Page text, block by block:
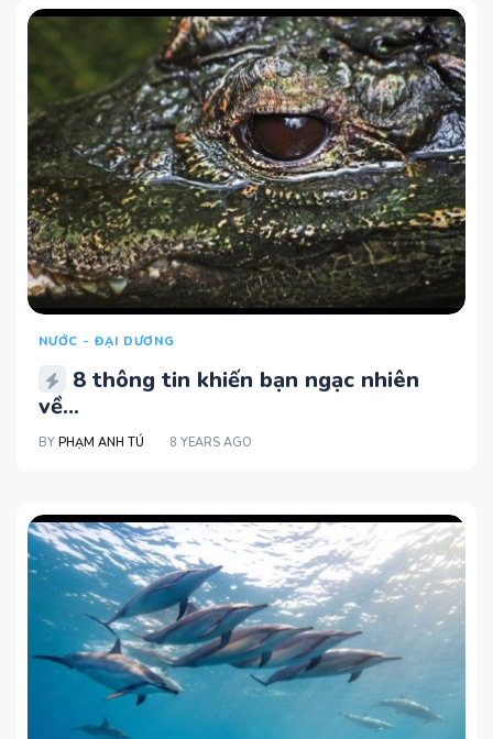
NƯỚC - ĐẠI DƯƠNG
8 thông tin khiến bạn ngạc nhiên
về...
BY PHẠM ANH TÚ 8 YEARS AGO